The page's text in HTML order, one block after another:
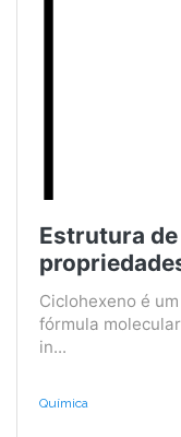
Estrutura
Ciclohexeno é
fórmula
in...
Química